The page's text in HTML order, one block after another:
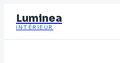
Luminea
INTÉRIEUR